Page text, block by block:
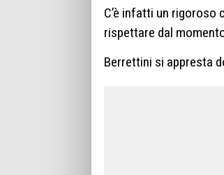
C’è infatti un rigoroso
rispettare dal
Berrettini si appresta